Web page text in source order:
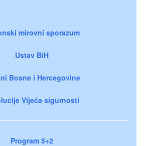
mirovni sporazum
Ustav BiH
Bosne i Hercegovine
Vijeća sigurnosti
Program 5+2